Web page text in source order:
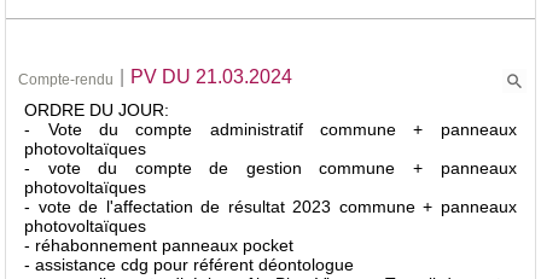
Compte-rendu PV DU 21.03.2024
ORDRE DU JOUR:
- Vote du compte administratif commune + panneaux
photovoltaïques
- vote du compte de gestion commune + panneaux
photovoltaïques
- vote de l'affectation de résultat 2023 commune + panneaux
photovoltaïques
- réhabonnement panneaux pocket
- assistance cdg pour référent déontologue